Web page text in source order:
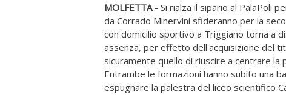
MOLFETTA - Si rialza il sipario al PalaPoli
da Corrado Minervini sfideranno per la
con domicilio sportivo a Triggiano torna a
assenza, per effetto dell'acquisizione del
sicuramente quello di riuscire a centrare la
Entrambe le formazioni hanno subìto una
espugnare la palestra del liceo scientifico